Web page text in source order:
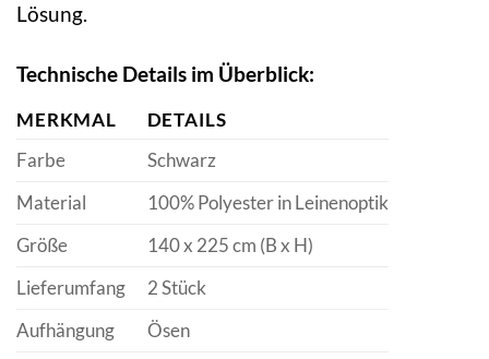
Lösung.
Technische Details im Überblick:
MERKMAL
DETAILS
Farbe
Schwarz
Material
100% Polyester in Leinenoptik
Größe
140 x 225 cm (B x H)
Lieferumfang
2 Stück
Aufhängung
Ösen